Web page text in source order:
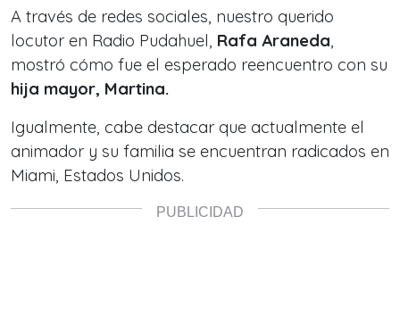
A través de redes sociales, nuestro querido
locutor en Radio Pudahuel, Rafa Araneda,
mostró cómo fue el esperado reencuentro con su
hija mayor, Martina.
Igualmente, cabe destacar que actualmente el
animador y su familia se encuentran radicados en
Miami, Estados Unidos.